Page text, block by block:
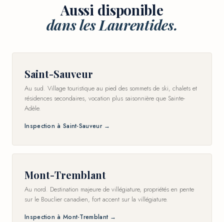
Aussi disponible
dans les Laurentides.
Saint-Sauveur
Au sud. Village touristique au pied des sommets de ski, chalets et
résidences secondaires, vocation plus saisonnière que Sainte-
Adèle.
Inspection à Saint-Sauveur →
Mont-Tremblant
Au nord. Destination majeure de villégiature, propriétés en pente
sur le Bouclier canadien, fort accent sur la villégiature.
Inspection à Mont-Tremblant →